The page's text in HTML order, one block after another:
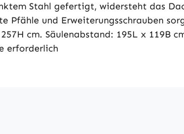
Stahl gefertigt, widersteht das
und Erweiterungsschrauben
cm. Säulenabstand: 195L x 119B
erforderlich